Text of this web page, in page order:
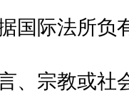
国际法所
、宗教或社